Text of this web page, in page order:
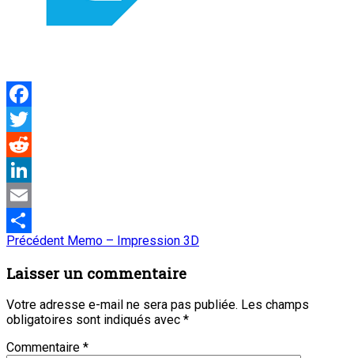
Facebook
Twitter
Reddit
LinkedIn
Email
Partager
Navigation
de
l’article
Précédent Article
:
Memo – Impression 3D
Laisser un commentaire
Votre adresse e-mail ne sera pas publiée. Les champs
obligatoires sont indiqués avec *
Commentaire *